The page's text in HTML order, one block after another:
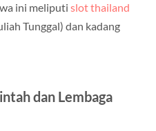
ini meliputi slot thailand
Tunggal) dan kadang
dan Lembaga